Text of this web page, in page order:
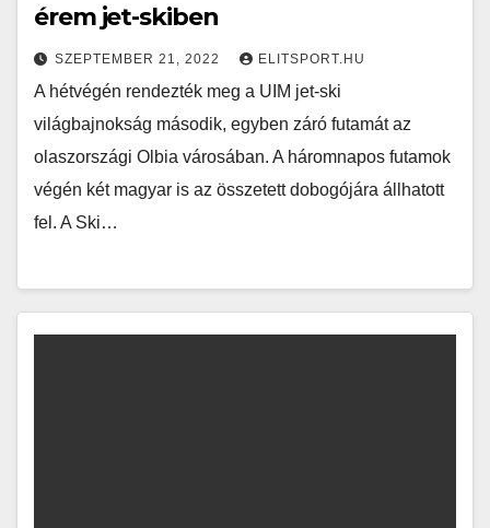
érem jet-skiben
SZEPTEMBER 21, 2022 ELITSPORT.HU
A hétvégén rendezték meg a UIM jet-ski
világbajnokság második, egyben záró futamát az
olaszországi Olbia városában. A háromnapos futamok
végén két magyar is az összetett dobogójára állhatott
fel. A Ski…